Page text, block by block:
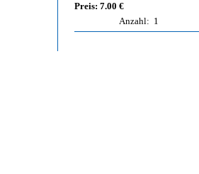
Preis: 7.00 €
Anzahl: 1